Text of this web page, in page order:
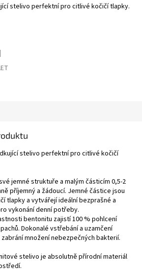
stelivo perfektní pro citlivé kočičí tlapky.
stelivo perfektní pro citlivé kočičí
jemné struktuře a malým částicím 0,5-2
příjemný a žádoucí. Jemné částice jsou
tlapky a vytvářejí ideální bezprašné a
vykonání denní potřeby.
bentonitu zajistí 100 % pohlcení
Dokonalé vstřebání a uzamčení
množení nebezpečných bakterií.
stelivo je absolutně přírodní materiál